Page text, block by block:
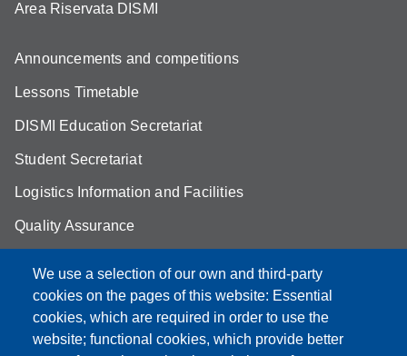
We use a selection of our own and third-party
cookies on the pages of this website: Essential
cookies, which are required in order to use the
website; functional cookies, which provide better
Area Riservata DISMI
Announcements and competitions
Lessons Timetable
DISMI Education Secretariat
Student Secretariat
Logistics Information and Facilities
Quality Assurance
Aule Unimore
prenotazione autocarro DISMI